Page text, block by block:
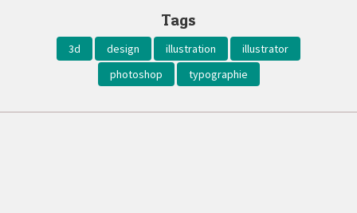
Tags
3d design illustration
illustrator
photoshop
typographie